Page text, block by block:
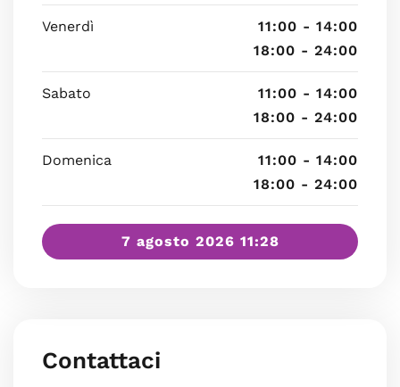
Venerdì
11:00 - 14:00
18:00 - 24:00
Sabato
11:00 - 14:00
18:00 - 24:00
Domenica
11:00 - 14:00
18:00 - 24:00
7 agosto 2026 11:28
Contattaci